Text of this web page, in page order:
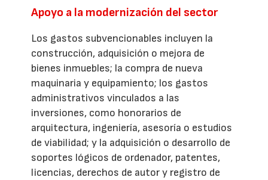
Apoyo a la modernización del sector
Los gastos subvencionables incluyen la
construcción, adquisición o mejora de
bienes inmuebles; la compra de nueva
maquinaria y equipamiento; los gastos
administrativos vinculados a las
inversiones, como honorarios de
arquitectura, ingeniería, asesoría o estudios
de viabilidad; y la adquisición o desarrollo de
soportes lógicos de ordenador, patentes,
licencias, derechos de autor y registro de